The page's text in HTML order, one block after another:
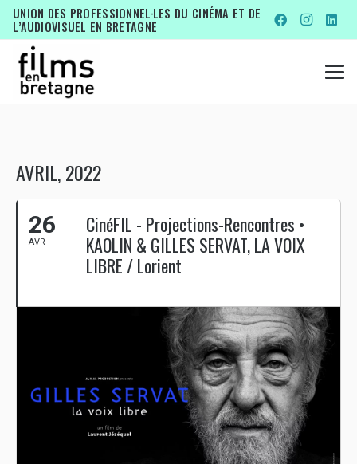
UNION DES PROFESSIONNEL·LES DU CINÉMA ET DE
L’AUDIOVISUEL EN BRETAGNE
AVRIL, 2022
26
AVR
CinéFIL - Projections-Rencontres •
KAOLIN & GILLES SERVAT, LA VOIX
LIBRE / Lorient